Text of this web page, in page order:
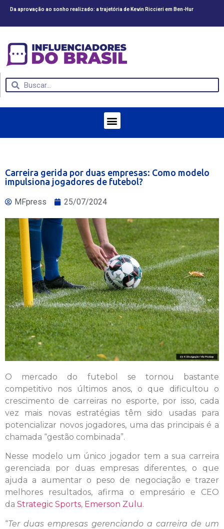
Da aprovação ao sonho realizado: a trajetória de Kevin Riccieri em Ben-Hur
Carreira gerida por duas empresas: Como modelo
impulsiona jogadores de futebol?
MFpress 25/07/2024
O mercado do futebol se tornou bastante
competitivo nos últimos anos, o que dificultou o
crescimento de carreiras no esporte, por isso, cada
vez mais novas estratégias têm sido usadas para
potencializar novos jogadores, uma das principais é a
chamada “gestão combinada”.
Nesse modelo um único jogador tem a sua carreira
gerenciada por duas empresas diferentes, o que
ajuda a aumentar o peso de negociação e trazer
melhores resultados, afirma o empresário e CEO
da Strategic Sports, Emerson Zulu.
“Ter duas empresas gerenciando a carreira de um